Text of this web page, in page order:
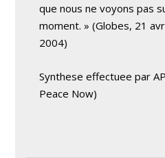
que nous ne voyons pas
moment. » (Globes, 21
2004)
Synthese effectuee par
Peace Now)